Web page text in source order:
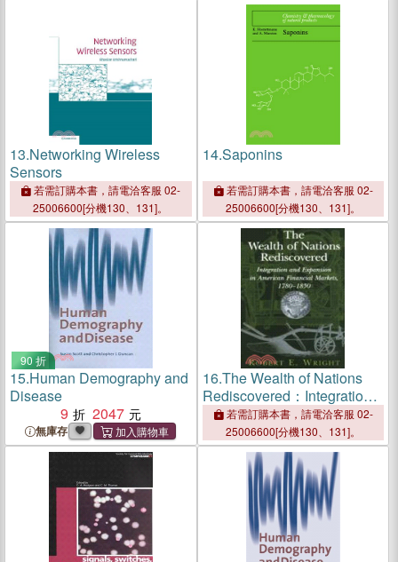
13.Networking Wireless
Sensors
若需訂購本書，請電洽客服 02-
25006600[分機130、131]。
14.Saponins
若需訂購本書，請電洽客服 02-
25006600[分機130、131]。
90 折
15.Human Demography and
Disease
9
2047
無庫存
16.The Wealth of Nations
Rediscovered：Integration
and Expansion in American
Financial Markets, 1780–
1850
若需訂購本書，請電洽客服 02-
25006600[分機130、131]。